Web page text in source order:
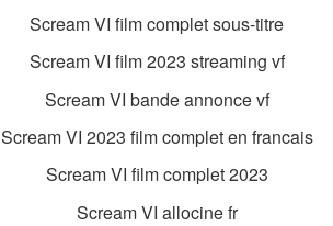
Scream VI film complet sous-titre
Scream VI film 2023 streaming vf
Scream VI bande annonce vf
Scream VI 2023 film complet en francais
Scream VI film complet 2023
Scream VI allocine fr